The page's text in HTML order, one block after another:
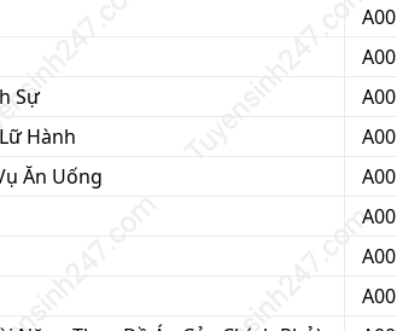
A00
A00
Sự
A00
Hành
A00
Ăn Uống
A00
A00
A00
A00